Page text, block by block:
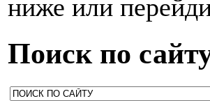
ниже или
Поиск по